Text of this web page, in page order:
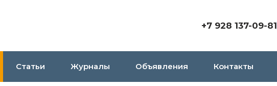
+7 928 137-09-81
Статьи Журналы Объявления Контакты